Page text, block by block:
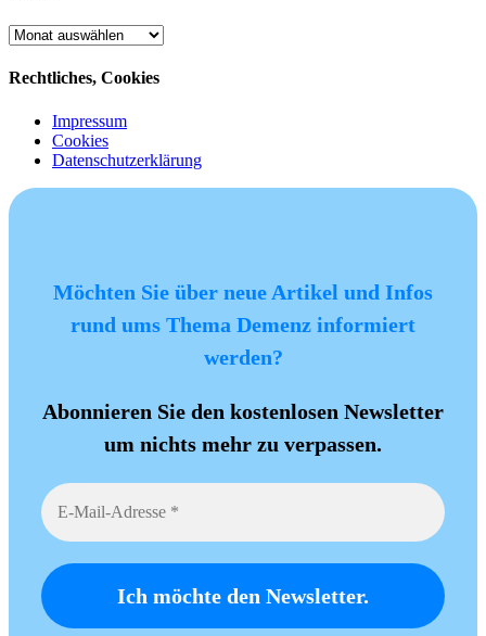
Archiv
Rechtliches, Cookies
Impressum
Cookies
Datenschutzerklärung
Möchten Sie über neue Artikel und Infos
rund ums Thema Demenz informiert
werden?
Abonnieren Sie den kostenlosen Newsletter
um nichts mehr zu verpassen.